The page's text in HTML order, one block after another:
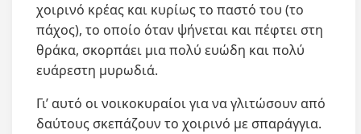
χοιρινό κρέας και κυρίως το παστό του (το
πάχος), το οποίο όταν ψήνεται και πέφτει στη
θράκα, σκορπάει μια πολύ ευώδη και πολύ
ευάρεστη μυρωδιά.
Γι’ αυτό οι νοικοκυραίοι για να γλιτώσουν από
δαύτους σκεπάζουν το χοιρινό με σπαράγγια.